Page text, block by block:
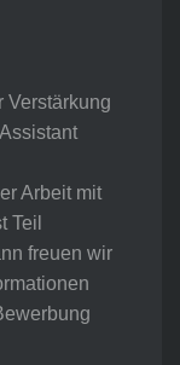
Verstärkung
Arbeit mit
Teil
freuen wir